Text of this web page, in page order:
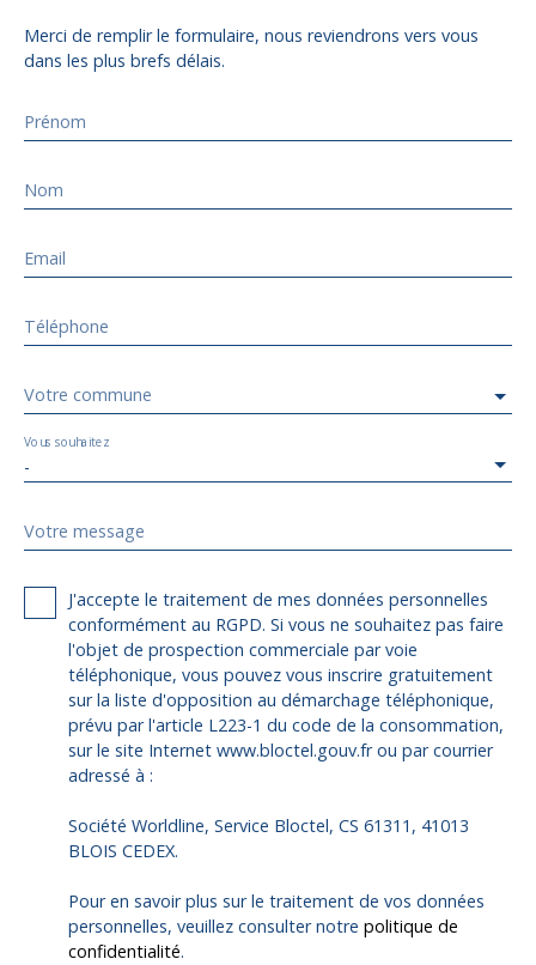
Merci de remplir le formulaire, nous reviendrons vers vous
dans les plus brefs délais.
Prénom
Nom
Email
Téléphone
Votre commune
-
Vous souhaitez
Votre message
J'accepte le traitement de mes données personnelles
conformément au RGPD. Si vous ne souhaitez pas faire
l'objet de prospection commerciale par voie
téléphonique, vous pouvez vous inscrire gratuitement
sur la liste d'opposition au démarchage téléphonique,
prévu par l'article L223-1 du code de la consommation,
sur le site Internet www.bloctel.gouv.fr ou par courrier
adressé à :
Société Worldline, Service Bloctel, CS 61311, 41013
BLOIS CEDEX.
Pour en savoir plus sur le traitement de vos données
personnelles, veuillez consulter notre politique de
confidentialité.